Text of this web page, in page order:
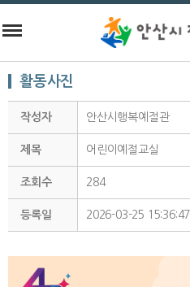
활동사진
작성자 안산시행복예절관
제목 어린이예절교실
조회수 284
등록일 2026-03-25 15:36:47